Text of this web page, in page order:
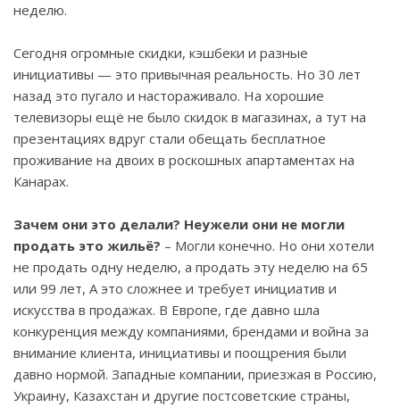
неделю.
Сегодня огромные скидки, кэшбеки и разные
инициативы — это привычная реальность. Но 30 лет
назад это пугало и настораживало. На хорошие
телевизоры ещё не было скидок в магазинах, а тут на
презентациях вдруг стали обещать бесплатное
проживание на двоих в роскошных апартаментах на
Канарах.
Зачем они это делали? Неужели они не могли
продать это жильё? – Могли конечно. Но они хотели
не продать одну неделю, а продать эту неделю на 65
или 99 лет, А это сложнее и требует инициатив и
искусства в продажах. В Европе, где давно шла
конкуренция между компаниями, брендами и война за
внимание клиента, инициативы и поощрения были
давно нормой. Западные компании, приезжая в Россию,
Украину, Казахстан и другие постсоветские страны,